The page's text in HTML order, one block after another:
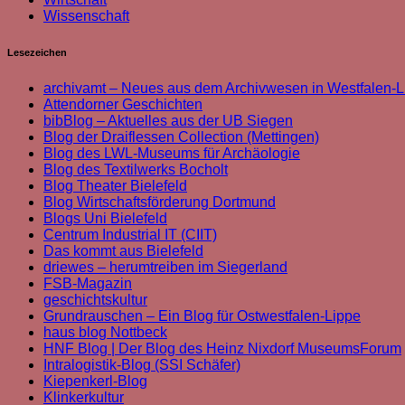
Wissenschaft
Lesezeichen
archivamt – Neues aus dem Archivwesen in Westfalen-
Attendorner Geschichten
bibBlog – Aktuelles aus der UB Siegen
Blog der Draiflessen Collection (Mettingen)
Blog des LWL-Museums für Archäologie
Blog des Textilwerks Bocholt
Blog Theater Bielefeld
Blog Wirtschaftsförderung Dortmund
Blogs Uni Bielefeld
Centrum Industrial IT (CIIT)
Das kommt aus Bielefeld
driewes – herumtreiben im Siegerland
FSB-Magazin
geschichtskultur
Grundrauschen – Ein Blog für Ostwestfalen-Lippe
haus blog Nottbeck
HNF Blog | Der Blog des Heinz Nixdorf MuseumsForum
Intralogistik-Blog (SSI Schäfer)
Kiepenkerl-Blog
Klinkerkultur